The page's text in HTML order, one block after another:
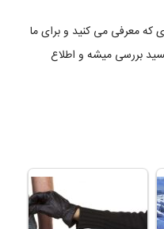
که معرفی می کنید و برای ما
بررسی میشه و اطلاع